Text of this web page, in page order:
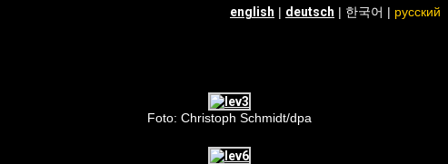
english | deutsch | 한국어 | русский
Foto: Christoph Schmidt/dpa